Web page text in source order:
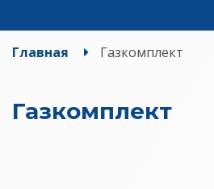
Главная Газкомплект
Газкомплект